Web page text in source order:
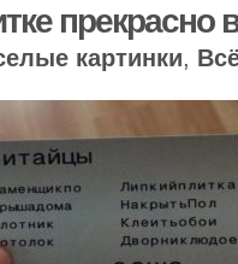
прекрасно
картинки,